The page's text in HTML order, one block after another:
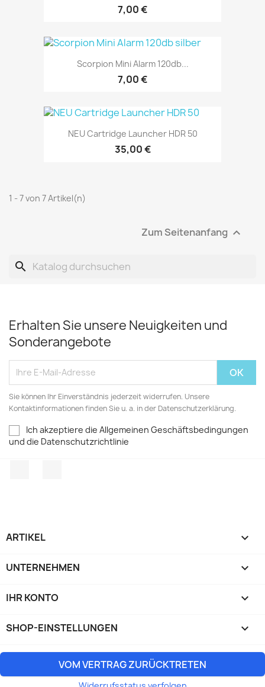
7,00 €
Scorpion Mini Alarm 120db...
7,00 €
NEU Cartridge Launcher HDR 50
35,00 €
1 - 7 von 7 Artikel(n)
Zum Seitenanfang 
search
Erhalten Sie unsere Neuigkeiten und
Sonderangebote
Sie können Ihr Einverständnis jederzeit widerrufen. Unsere
Kontaktinformationen finden Sie u. a. in der Datenschutzerklärung.
Ich akzeptiere die Allgemeinen Geschäftsbedingungen
und die Datenschutzrichtlinie
ARTIKEL 
UNTERNEHMEN 
IHR KONTO 
SHOP-EINSTELLUNGEN keyboard_arrow_down
VOM VERTRAG ZURÜCKTRETEN